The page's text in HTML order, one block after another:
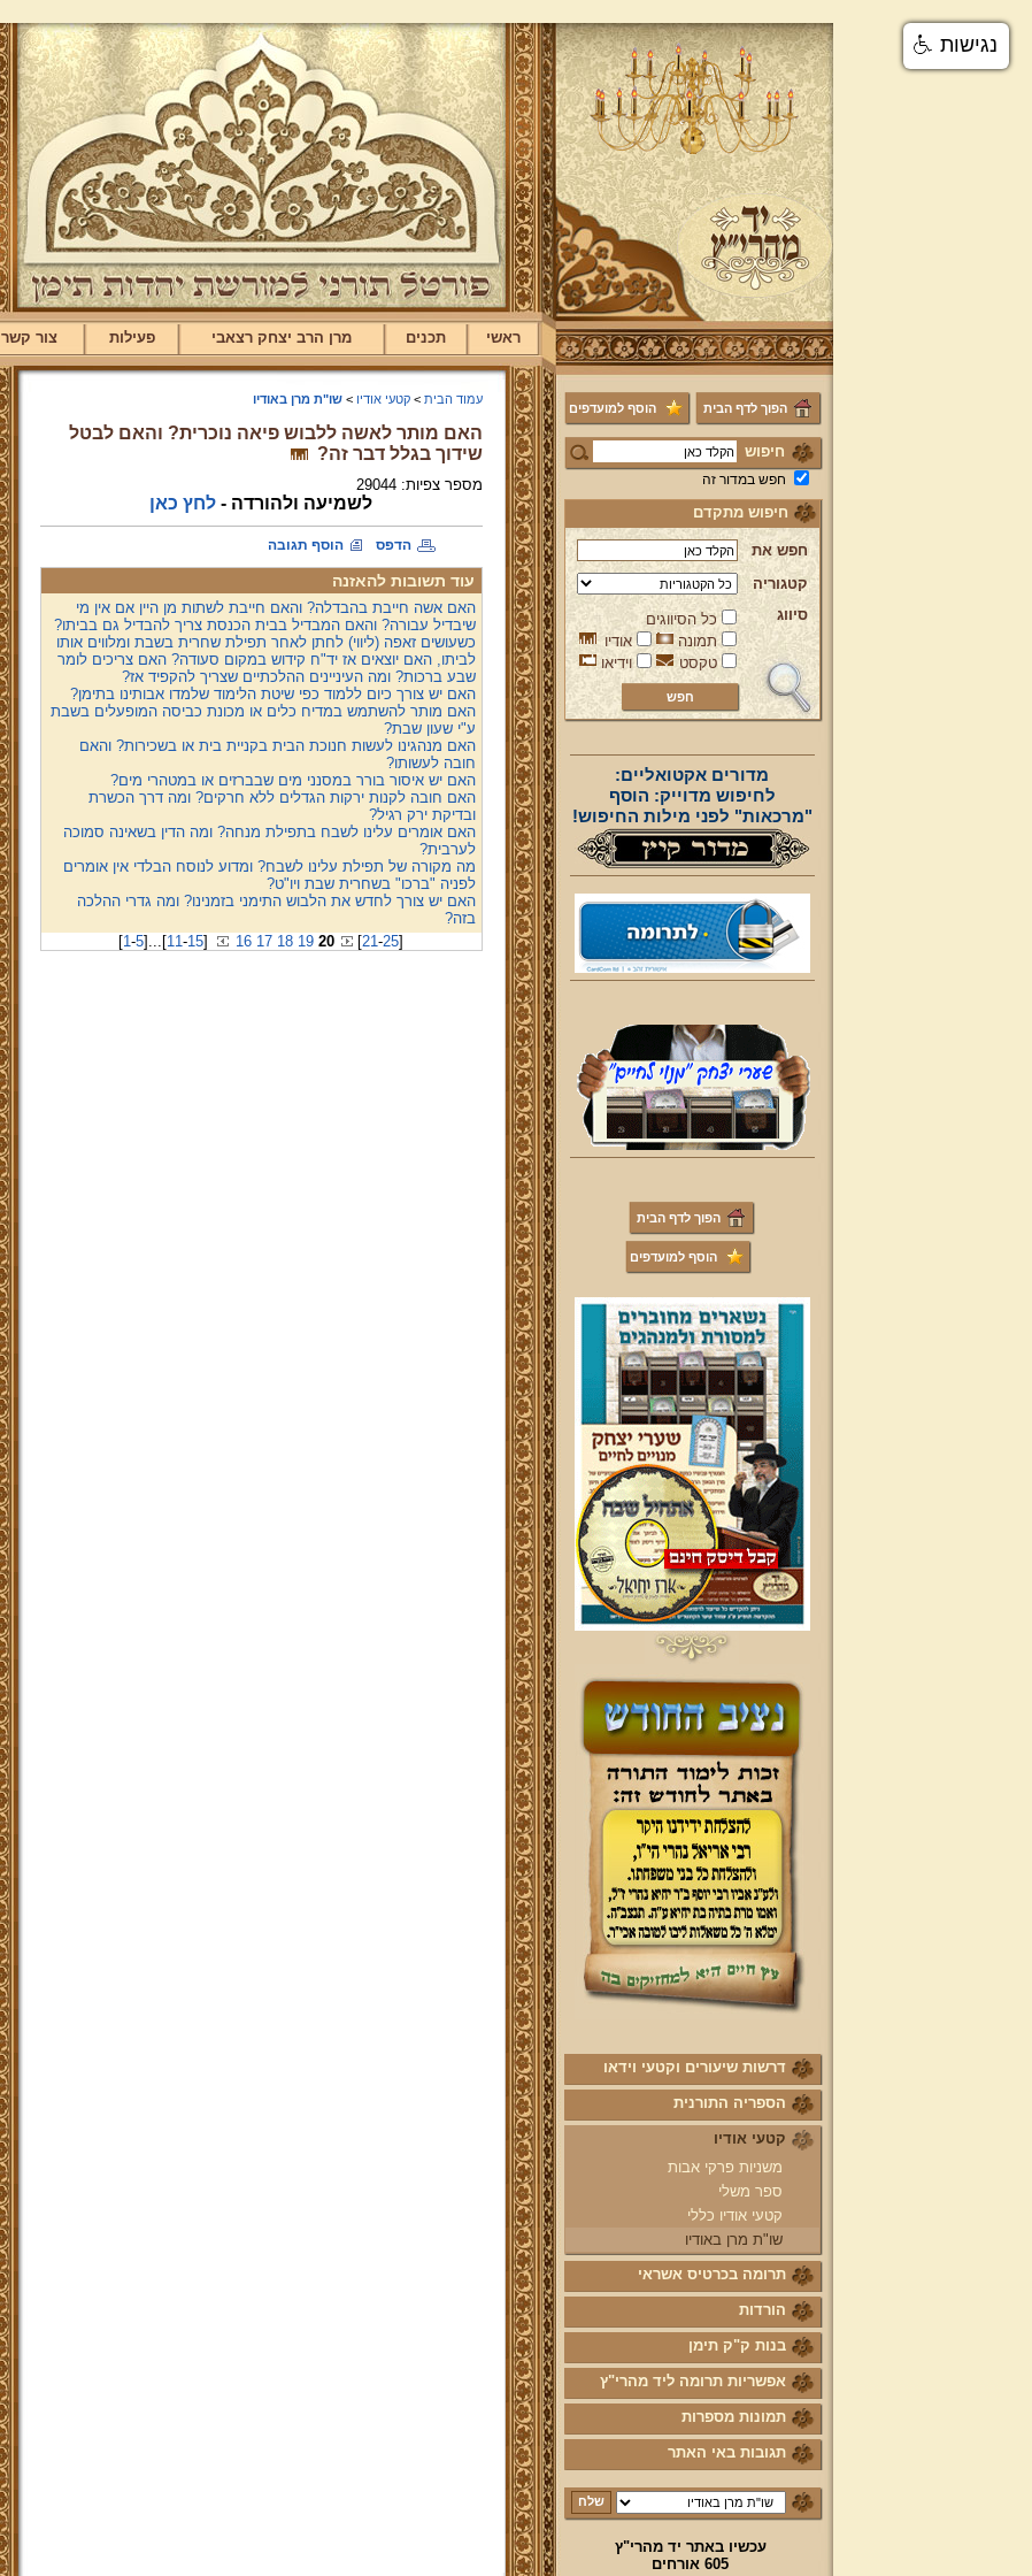
ראשי תכנים מרן הרב יצחק רצאבי פעילות צור קשר
הפוך לדף הבית הוסף למועדפים
חיפוש
חפש במדור זה
חיפוש מתקדם
חפש את
קטגוריה
סיווג
כל הסיווגים
תמונה
אודיו
טקסט
וידיאו
מדורים אקטואליים:
לחיפוש מדוייק: הוסף
"מרכאות" לפני מילות החיפוש!
הפוך לדף הבית
הוסף למועדפים
דרשות שיעורים וקטעי וידאו
הספריה התורנית
קטעי אודיו
משניות פרקי אבות
ספר משלי
קטעי אודיו כללי
שו"ת מרן באודיו
תרומה בכרטיס אשראי
הורדות
בנות ק"ק תימן
אפשריות תרומה ליד מהרי"ץ
תמונות מספרות
תגובות באי האתר
עכשיו באתר יד מהרי"ץ
605 אורחים
עמוד הבית >קטעי אודיו >שו"ת מרן באודיו
האם מותר לאשה ללבוש פיאה נוכרית? והאם לבטל
שידוך בגלל דבר זה?
מספר צפיות: 29044
לשמיעה ולהורדה - לחץ כאן
הדפס הוסף תגובה
עוד תשובות להאזנה
האם אשה חייבת בהבדלה? והאם חייבת לשתות מן היין אם אין מי
שיבדיל עבורה? והאם המבדיל בבית הכנסת צריך להבדיל גם בביתו?
כשעושים זאפה (ליווי) לחתן לאחר תפילת שחרית בשבת ומלווים אותו
לביתו, האם יוצאים אז יד"ח קידוש במקום סעודה? האם צריכים לומר
שבע ברכות? ומה העיניינים ההלכתיים שצריך להקפיד אז?
האם יש צורך כיום ללמוד כפי שיטת הלימוד שלמדו אבותינו בתימן?
האם מותר להשתמש במדיח כלים או מכונת כביסה המופעלים בשבת
ע"י שעון שבת?
האם מנהגינו לעשות חנוכת הבית בקניית בית או בשכירות? והאם
חובה לעשותו?
האם יש איסור בורר במסנני מים שבברזים או במטהרי מים?
האם חובה לקנות ירקות הגדלים ללא חרקים? ומה דרך הכשרת
ובדיקת ירק רגיל?
האם אומרים עלינו לשבח בתפילת מנחה? ומה הדין בשאינה סמוכה
לערבית?
מה מקורה של תפילת עלינו לשבח? ומדוע לנוסח הבלדי אין אומרים
לפניה "ברכו" בשחרית שבת ויו"ט?
האם יש צורך לחדש את הלבוש התימני בזמנינו? ומה גדרי ההלכה
בזה?
[1-5] ... [11-15] 16 17 18 19 20 [21-25]
נגישות